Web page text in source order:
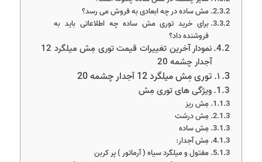
مش ساده در چه ابعادی به فروش می رسد؟
برای خرید توری مش ساده چه اطلاعاتی باید به
فروشنده داد؟
نمودار آخرین تغییرات قیمت توری مِش میلگرد 12
آجدار چشمه 20
۱. توری مِش میلگرد 12 آجدار چشمه 20
ویژگی های توری مِش
مِش ریز
مِش درشت
مِش ساده
مِش آجدار:
مفتول و میلگرد سیاه ( آرماتور ) پر کربن